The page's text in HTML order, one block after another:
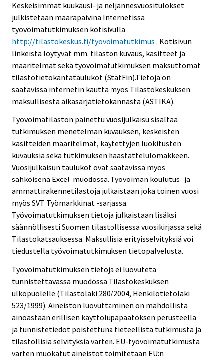
Keskeisimmät kuukausi- ja neljännesvuositulokset
julkistetaan määräpäivinä Internetissä
työvoimatutkimuksen kotisivulla
http://tilastokeskus.fi/tyovoimatutkimus . Kotisivun
linkeistä löytyvät mm. tilaston kuvaus, käsitteet ja
määritelmät sekä työvoimatutkimuksen maksuttomat
tilastotietokantataulukot (StatFin).Tietoja on
saatavissa internetin kautta myös Tilastokeskuksen
maksullisesta aikasarjatietokannasta (ASTIKA).
Työvoimatilaston painettu vuosijulkaisu sisältää
tutkimuksen menetelmän kuvauksen, keskeisten
käsitteiden määritelmät, käytettyjen luokitusten
kuvauksia sekä tutkimuksen haastattelulomakkeen.
Vuosijulkaisun taulukot ovat saatavissa myös
sähköisenä Excel-muodossa. Työvoiman koulutus- ja
ammattirakennetilastoja julkaistaan joka toinen vuosi
myös SVT Työmarkkinat -sarjassa.
Työvoimatutkimuksen tietoja julkaistaan lisäksi
säännöllisesti Suomen tilastollisessa vuosikirjassa sekä
Tilastokatsauksessa. Maksullisia erityisselvityksiä voi
tiedustella työvoimatutkimuksen tietopalvelusta.
Työvoimatutkimuksen tietoja ei luovuteta
tunnistettavassa muodossa Tilastokeskuksen
ulkopuolelle (Tilastolaki 280/2004, Henkilötietolaki
523/1999). Aineiston luovuttaminen on mahdollista
ainoastaan erillisen käyttölupapäätöksen perusteella
ja tunnistetiedot poistettuna tieteellistä tutkimusta ja
tilastollisia selvityksiä varten. EU-työvoimatutkimusta
varten muokatut aineistot toimitetaan EU:n